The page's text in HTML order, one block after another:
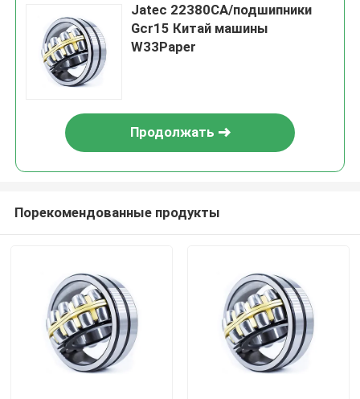
Jatec 22380CA/подшипники
Gcr15 Китай машины
W33Paper
Продолжать
Порекомендованные продукты